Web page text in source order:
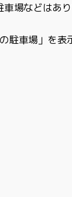
場などはあり
駐車場」を表